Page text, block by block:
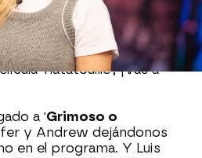
enseñado una
de Andrew Barth
mucho al
'Ratatouille', ¡Vas a
a 'Grimoso o
y Andrew dejándonos
en el programa. Y Luis